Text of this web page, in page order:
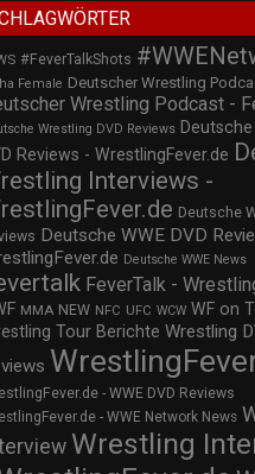
#FeverTalkShots
Female Deutscher Wrestling
Wrestling Podcast -
Wrestling DVD Reviews
Reviews - WrestlingFever.de
Interviews -
Deutsche
Deutsche WWE DVD
Deutsche WWE News
FeverTalk -
MMA NEW NFC UFC WCW WF on
Tour Berichte Wrestling
- WWE DVD Reviews
- WWE Network News
Wrestling